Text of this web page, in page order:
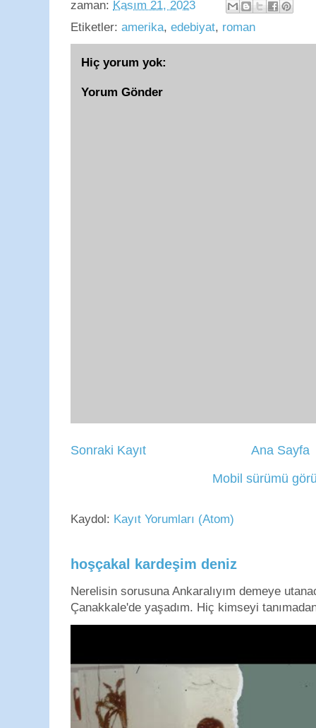
zaman: Kasım 21, 2023
Etiketler: amerika, edebiyat, roman
Hiç yorum yok:
Yorum Gönder
Sonraki Kayıt
Ana Sayfa
Mobil sürümü
Kaydol: Kayıt Yorumları (Atom)
hoşçakal kardeşim deniz
Nerelisin sorusuna Ankaralıyım demeye
Çanakkale'de yaşadım. Hiç kimseyi